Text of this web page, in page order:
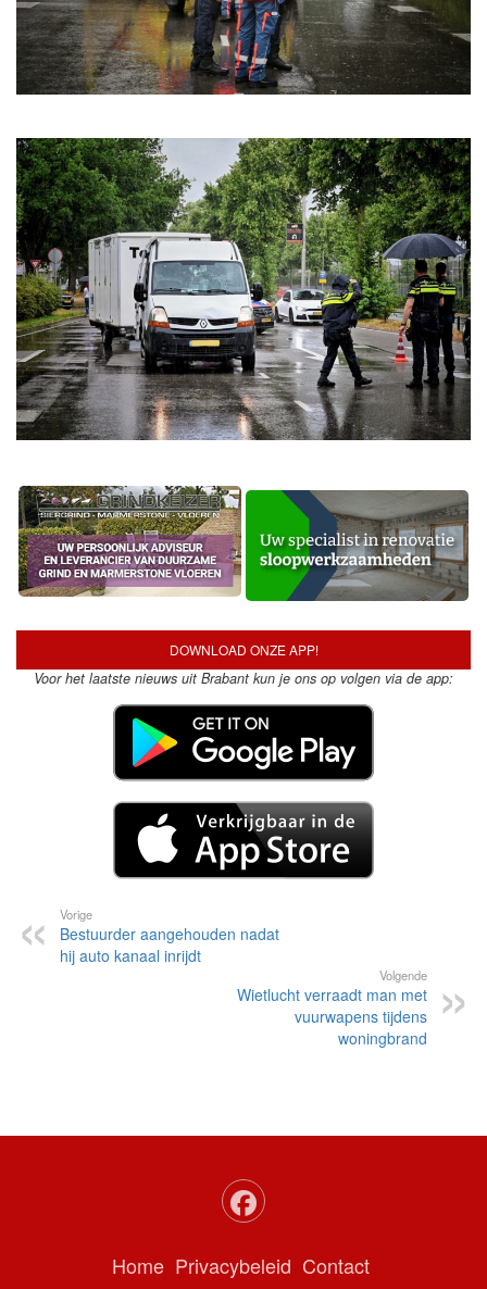
DOWNLOAD ONZE APP!
Voor het laatste nieuws uit Brabant kun je ons op volgen via de app:
Vorige
Bestuurder aangehouden nadat
hij auto kanaal inrijdt
Volgende
Wietlucht verraadt man met
vuurwapens tijdens
woningbrand
Home Privacybeleid Contact